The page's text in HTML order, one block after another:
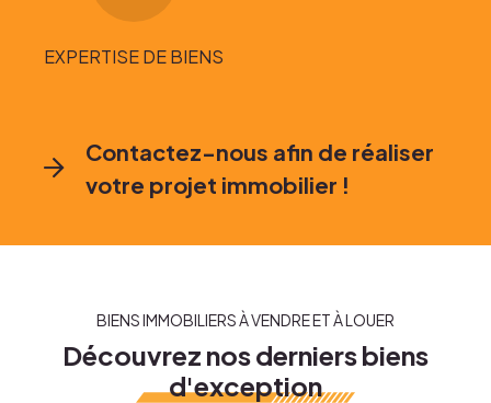
EXPERTISE DE BIENS
Contactez-nous afin de réaliser
votre projet immobilier !
BIENS IMMOBILIERS À VENDRE ET À LOUER
Découvrez nos derniers biens
d'exception